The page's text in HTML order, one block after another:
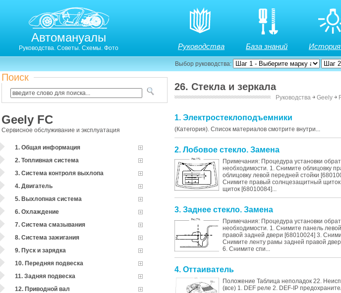
Автомануалы
Руководства. Советы. Схемы. Фото Руководства База знаний
Выбор руководства:
Поиск
Geely FC
Сервисное обслуживание и эксплуатация
1. Общая информация
2. Топливная система
3. Система контроля выхлопа
4. Двигатель
5. Выхлопная система
6. Охлаждение
7. Система смазывания
8. Система зажигания
9. Пуск и зарядка
10. Передняя подвеска
11. Задняя подвеска
12. Приводной вал
26. Стекла и зеркала
Руководства ￫ Geely ￫
1. Электростеклоподъемники
(Категория). Список материалов смотрите внутри...
2. Лобовое стекло. Замена
Примечания: Процедура установки
необходимости. 1. Снимите облицовку
облицовку левой передней стойки
Снимите правый солнцезащитный
щиток [68010084]...
3. Заднее стекло. Замена
Примечания: Процедура установки
необходимости. 1. Снимите панель
правой задней двери [68010024] 3.
Снимите ленту рамы задней правой
6. Снимите спи...
4. Оттаиватель
Положение Таблица неполадок 22.
(все) 1. DEF реле 2. DEF-IP